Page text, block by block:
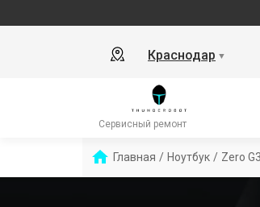
Краснодар ▼
Сервисный ремонт
Главная / Ноутбук / Zero